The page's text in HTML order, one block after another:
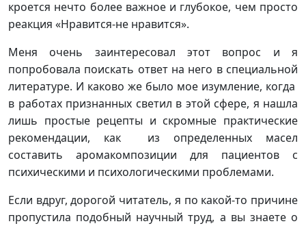
кроется нечто более важное и глубокое, чем просто
реакция «Нравится-не нравится».
Меня очень заинтересовал этот вопрос и я
попробовала поискать ответ на него в специальной
литературе. И каково же было мое изумление, когда
в работах признанных светил в этой сфере, я нашла
лишь простые рецепты и скромные практические
рекомендации, как из определенных масел
составить аромакомпозиции для пациентов с
психическими и психологическими проблемами.
Если вдруг, дорогой читатель, я по какой-то причине
пропустила подобный научный труд, а вы знаете о